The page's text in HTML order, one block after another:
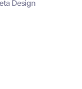
Design